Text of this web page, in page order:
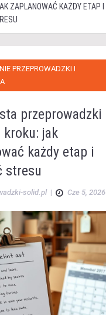
ZAPLANOWAĆ KAŻDY ETAP I
PRZEPROWADZKI I
przeprowadzki
kroku: jak
każdy etap i
stresu
solid.pl | Cze 5, 2026